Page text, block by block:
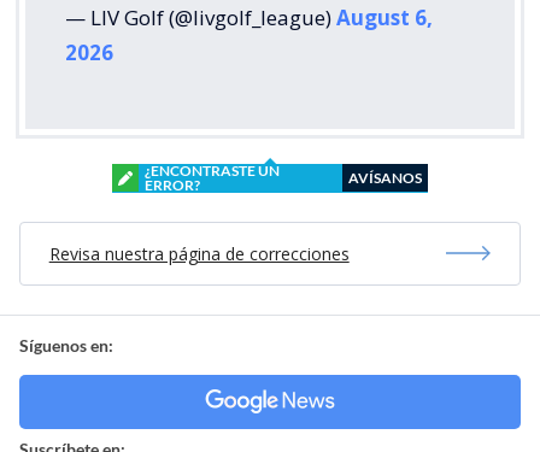
— LIV Golf (@livgolf_league)August 6,
2026
¿ENCONTRASTE UN
ERROR?
AVÍSANOS
Revisa nuestra página de correcciones
Síguenos en: